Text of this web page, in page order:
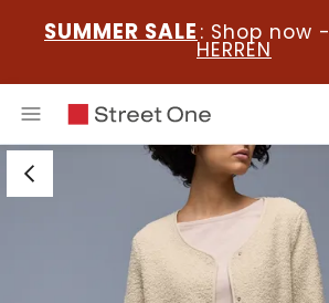
SUMMER SALE : Shop now -
HERREN